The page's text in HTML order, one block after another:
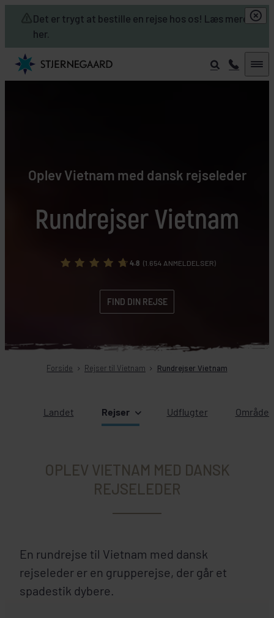
Det er trygt at bestille en rejse hos os! Læs mere
her.
Skip to main content
Rundrejser Vietnam
Oplev Vietnam med dansk rejseleder
4.8 (1.654 ANMELDELSER)
FIND DIN REJSE
Forside Rejser til Vietnam Rundrejser Vietnam
Landet Rejser Udflugter
OPLEV VIETNAM MED DANSK
REJSELEDER
En rundrejse til Vietnam med dansk
rejseleder er en grupperejse, der går et
spadestik dybere.